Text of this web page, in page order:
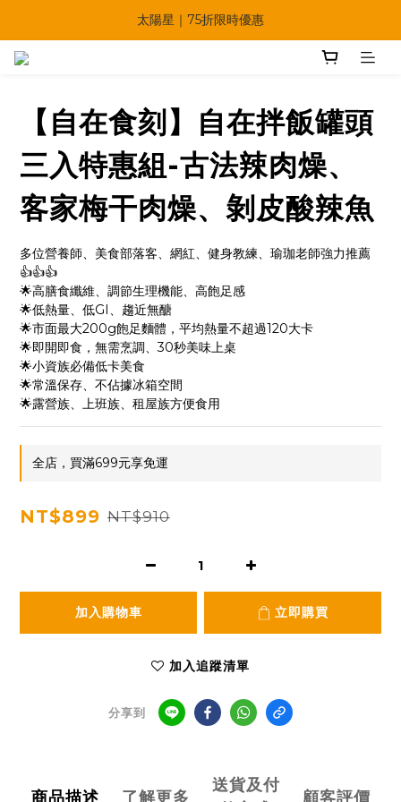
🔥父親節多重優惠一次享！
【自在食刻】自在拌飯罐頭
三入特惠組-古法辣肉燥、
客家梅干肉燥、剝皮酸辣魚
多位營養師、美食部落客、網紅、健身教練、瑜珈老師強力推薦
👍👍👍
🌟高膳食纖維、調節生理機能、高飽足感
🌟低熱量、低GI、趨近無醣
🌟市面最大200g飽足麵體，平均熱量不超過120大卡
🌟即開即食，無需烹調、30秒美味上桌
🌟小資族必備低卡美食
🌟常溫保存、不佔據冰箱空間
🌟露營族、上班族、租屋族方便食用
全店，買滿699元享免運
NT$899 NT$910
加入購物車 立即購買
加入追蹤清單
分享到
商品描述 了解更多
送貨及付
顧客評價